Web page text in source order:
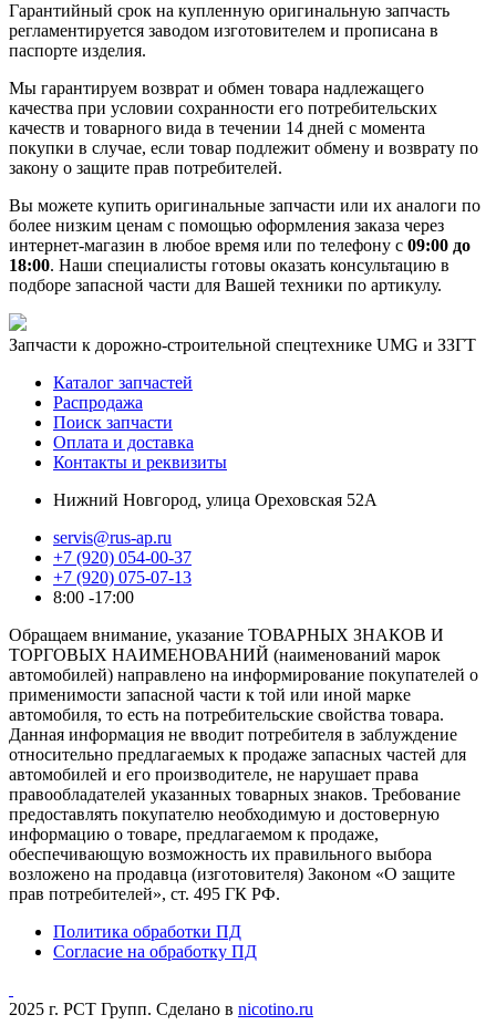
Гарантийный срок на купленную оригинальную запчасть
регламентируется заводом изготовителем и прописана в
паспорте изделия.
Мы гарантируем возврат и обмен товара надлежащего
качества при условии сохранности его потребительских
качеств и товарного вида в течении 14 дней с момента
покупки в случае, если товар подлежит обмену и возврату по
закону о защите прав потребителей.
Вы можете купить оригинальные запчасти или их аналоги по
более низким ценам с помощью оформления заказа через
интернет-магазин в любое время или по телефону с 09:00 до
18:00. Наши специалисты готовы оказать консультацию в
подборе запасной части для Вашей техники по артикулу.
Запчасти к дорожно-строительной спецтехнике UMG и ЗЗГТ
Каталог запчастей
Распродажа
Поиск запчасти
Оплата и доставка
Контакты и реквизиты
Нижний Новгород, улица Ореховская 52А
servis@rus-ap.ru
+7 (920) 054-00-37
+7 (920) 075-07-13
8:00 -17:00
Обращаем внимание, указание ТОВАРНЫХ ЗНАКОВ И
ТОРГОВЫХ НАИМЕНОВАНИЙ (наименований марок
автомобилей) направлено на информирование покупателей о
применимости запасной части к той или иной марке
автомобиля, то есть на потребительские свойства товара.
Данная информация не вводит потребителя в заблуждение
относительно предлагаемых к продаже запасных частей для
автомобилей и его производителе, не нарушает права
правообладателей указанных товарных знаков. Требование
предоставлять покупателю необходимую и достоверную
информацию о товаре, предлагаемом к продаже,
обеспечивающую возможность их правильного выбора
возложено на продавца (изготовителя) Законом «О защите
прав потребителей», ст. 495 ГК РФ.
Политика обработки ПД
Согласие на обработку ПД
2025 г. РСТ Групп. Сделано в nicotino.ru